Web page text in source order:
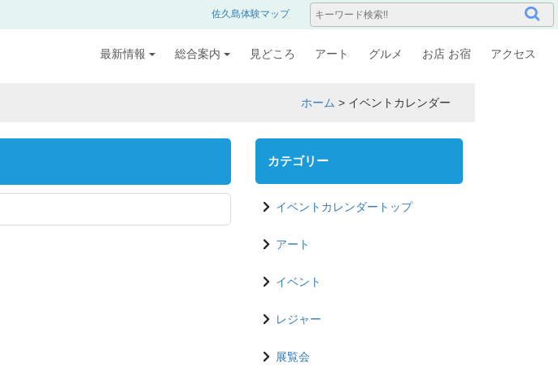
佐久島体験マップ
最新情報 総合案内 見どころ アート グルメ お店 お宿 アクセス
ホーム > イベントカレンダー
カテゴリー
イベントカレンダートップ
アート
イベント
レジャー
展覧会